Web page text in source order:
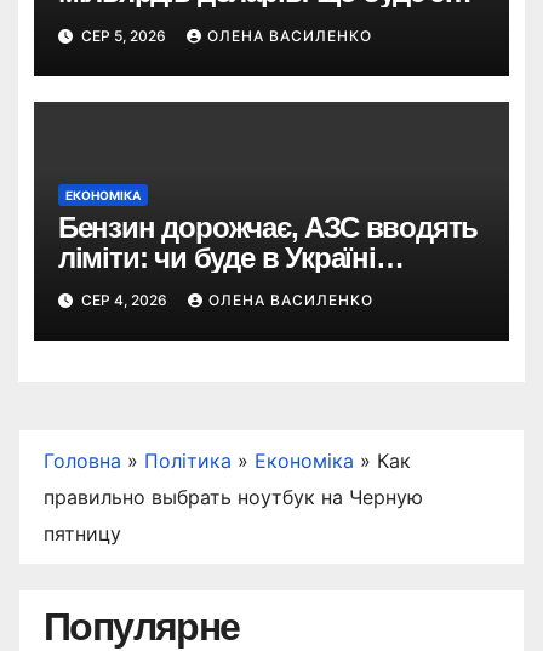
EA Sports FC, Battlefield і The
Sims
СЕР 5, 2026 ОЛЕНА ВАСИЛЕНКО
ЕКОНОМІКА
Бензин дорожчає, АЗС вводять
ліміти: чи буде в Україні
дефіцит пального
СЕР 4, 2026 ОЛЕНА ВАСИЛЕНКО
Головна » Політика » Економіка » Как
правильно выбрать ноутбук на Черную
пятницу
Популярне